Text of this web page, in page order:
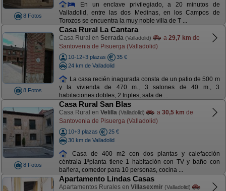
8 Fotos
En un enclave privilegiado, a 20 minutos de
Valladolid, entre las dos Medinas, en los Campos de
Torozos se encuentra la muy noble villa de T ...
8 Fotos
Casa Rural La Cantara
Casa Rural en Serrada (Valladolid) a 29,7 km de
Santovenia de Pisuerga (Valladolid)
10-12+3 plazas
35 €
24 km de Valladolid
La casa recién inagurada consta de un patio de 500 m
y la vivienda de 470 m., 3 salones de 40 m., 3
habitaciones dobles, 2 triples, sala de ...
8 Fotos
Casa Rural San Blas
Casa Rural en Velilla (Valladolid) a 30,5 km de
Santovenia de Pisuerga (Valladolid)
10+3 plazas
25 €
30 km de Valladolid
Casa de 400 m2 con dos plantas y calefacción
céntrala 1ªplanta tiene 1 habitación con TV y baño con
bañera, comedor para 10 personas, cocina ...
Apartamento Lindas Casas
Apartamentos Rurales en Villasexmir (Valladolid)